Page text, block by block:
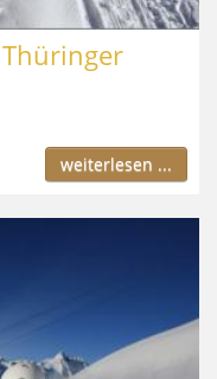
weiterlesen ...